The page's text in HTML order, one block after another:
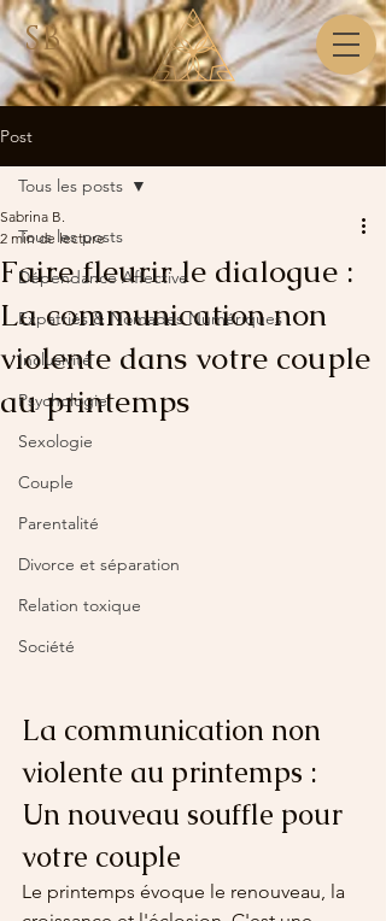
SB
Post
Tous les posts
Dépendance Affective
Expatriés & Nomades Numériques
Inclusivité
Psychologie
Sexologie
Couple
Parentalité
Divorce et séparation
Relation toxique
Société
Tous les posts
Faire fleurir le dialogue :
La communication non
violente dans votre couple
au printemps
Sabrina B.
2 min de lecture
La communication non
violente au printemps :
Un nouveau souffle pour
votre couple
Le printemps évoque le renouveau, la